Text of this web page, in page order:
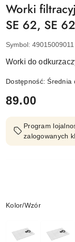
Worki
SE 62, SE
Symbol: 49015009011
Worki do
Dostępność:Średnia
cena:
89.00
Program
zalogowanych
Wariant
Kolor/Wzór